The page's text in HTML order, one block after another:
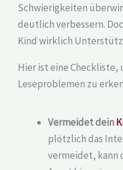
Schwierigkeiten
deutlich verbessern.
Kind wirklich
Hier ist eine Checkliste,
Leseproblemen zu
Vermeidet dein
plötzlich das
vermeidet, kann